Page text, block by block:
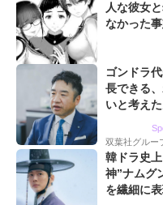
人な彼女
なかった
ゴンドラ
長できる
いと考え
双葉社グルー
韓ドラ史
神”ナムグ
を繊細に